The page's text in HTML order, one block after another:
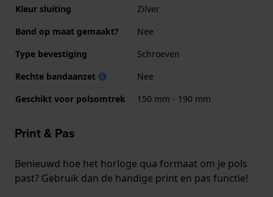
Kleur sluiting
Zilver
Band op maat gemaakt?
Nee
Type bevestiging
Schroeven
Rechte bandaanzet
Nee
Geschikt voor polsomtrek
150 mm - 190 mm
Print & Pas
Benieuwd hoe het horloge qua formaat om je pols
past? Gebruik dan de handige print en pas functie!